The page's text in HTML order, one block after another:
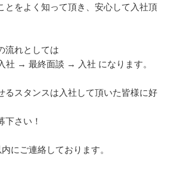
とをよく知って頂き、安心して入社頂
流れとしては
→ 最終面談 → 入社 になります。
るスタンスは入社して頂いた皆様に好
下さい！
にご連絡しております。